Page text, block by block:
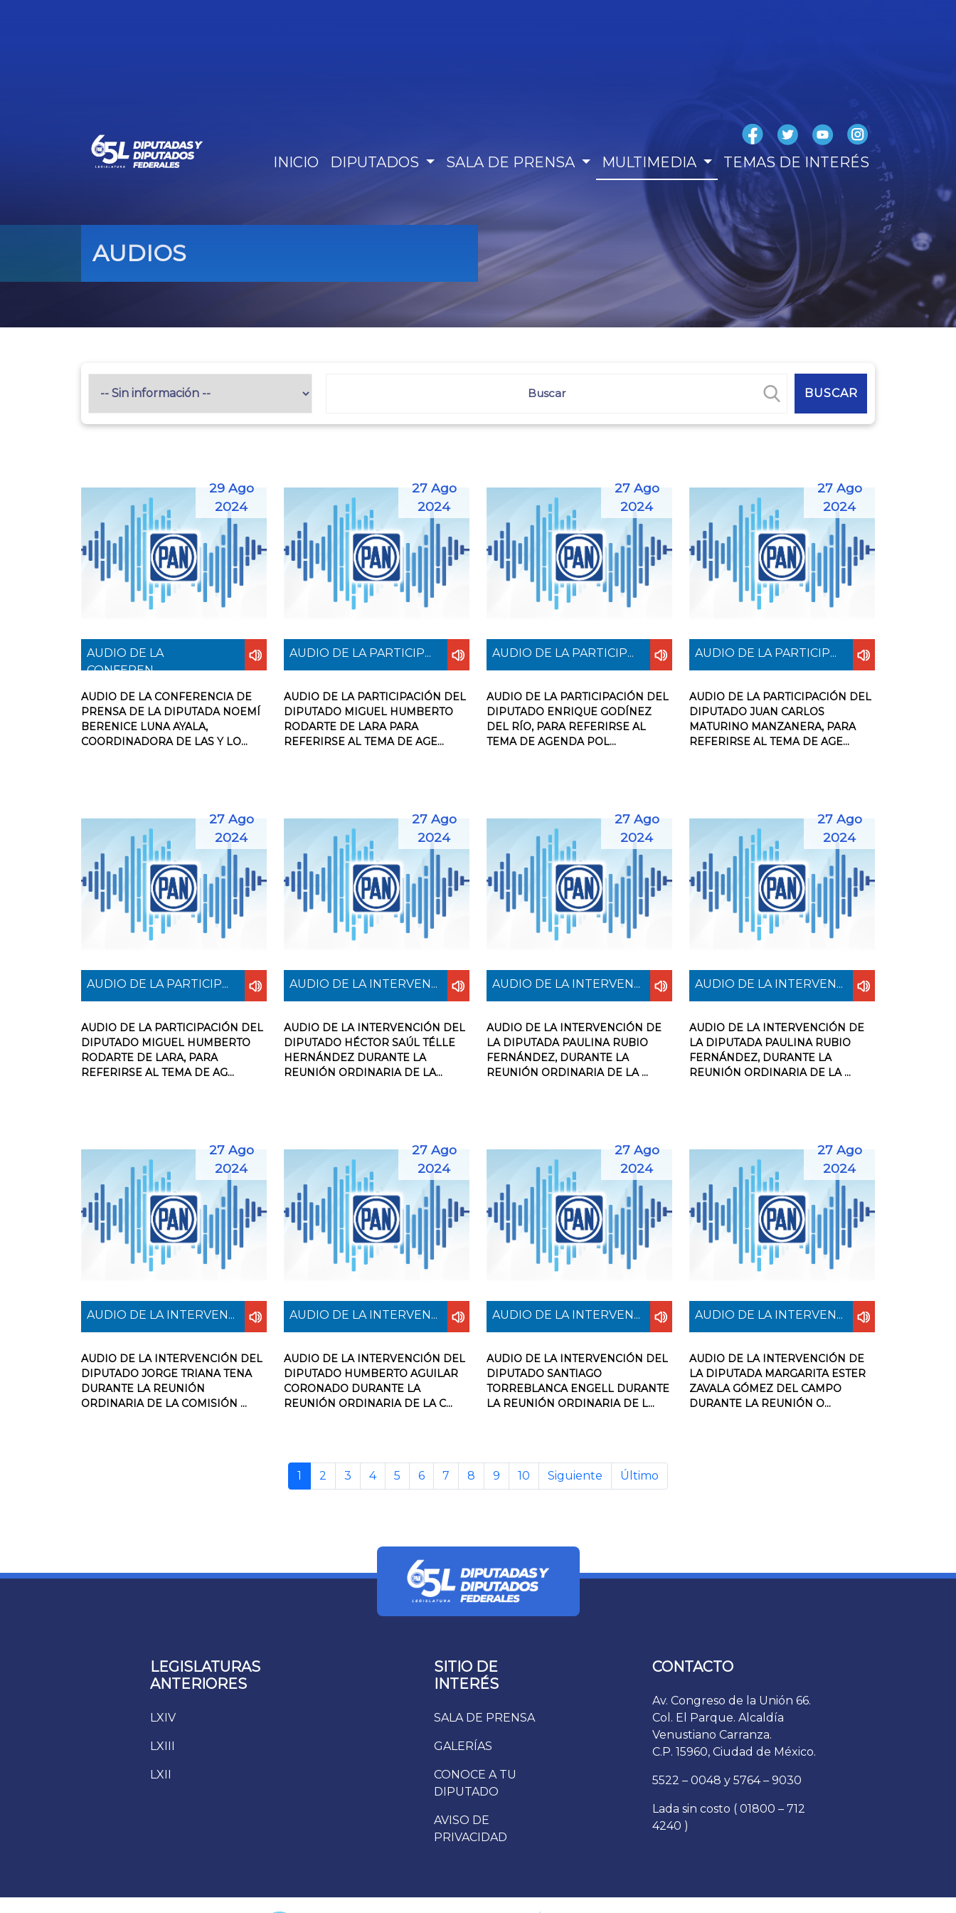
INICIO DIPUTADOS SALA DE PRENSA MULTIMEDIA TEMAS DE INTERÉS
AUDIOS
29 Ago
2024
AUDIO DE LA
CONFEREN...
AUDIO DE LA CONFERENCIA DE
PRENSA DE LA DIPUTADA NOEMÍ
BERENICE LUNA AYALA,
COORDINADORA DE LAS Y LO...
27 Ago
2024
AUDIO DE LA PARTICIP...
AUDIO DE LA PARTICIPACIÓN DEL
DIPUTADO MIGUEL HUMBERTO
RODARTE DE LARA PARA
REFERIRSE AL TEMA DE AGE...
27 Ago
2024
AUDIO DE LA PARTICIP...
AUDIO DE LA PARTICIPACIÓN DEL
DIPUTADO ENRIQUE GODÍNEZ
DEL RÍO, PARA REFERIRSE AL
TEMA DE AGENDA POL...
27 Ago
2024
AUDIO DE LA PARTICIP...
AUDIO DE LA PARTICIPACIÓN DEL
DIPUTADO JUAN CARLOS
MATURINO MANZANERA, PARA
REFERIRSE AL TEMA DE AGE...
27 Ago
2024
AUDIO DE LA PARTICIP...
AUDIO DE LA PARTICIPACIÓN DEL
DIPUTADO MIGUEL HUMBERTO
RODARTE DE LARA, PARA
REFERIRSE AL TEMA DE AG...
27 Ago
2024
AUDIO DE LA INTERVEN...
AUDIO DE LA INTERVENCIÓN DEL
DIPUTADO HÉCTOR SAÚL TÉLLE
HERNÁNDEZ DURANTE LA
REUNIÓN ORDINARIA DE LA...
27 Ago
2024
AUDIO DE LA INTERVEN...
AUDIO DE LA INTERVENCIÓN DE
LA DIPUTADA PAULINA RUBIO
FERNÁNDEZ, DURANTE LA
REUNIÓN ORDINARIA DE LA ...
27 Ago
2024
AUDIO DE LA INTERVEN...
AUDIO DE LA INTERVENCIÓN DE
LA DIPUTADA PAULINA RUBIO
FERNÁNDEZ, DURANTE LA
REUNIÓN ORDINARIA DE LA ...
27 Ago
2024
AUDIO DE LA INTERVEN...
AUDIO DE LA INTERVENCIÓN DEL
DIPUTADO JORGE TRIANA TENA
DURANTE LA REUNIÓN
ORDINARIA DE LA COMISIÓN ...
27 Ago
2024
AUDIO DE LA INTERVEN...
AUDIO DE LA INTERVENCIÓN DEL
DIPUTADO HUMBERTO AGUILAR
CORONADO DURANTE LA
REUNIÓN ORDINARIA DE LA C...
27 Ago
2024
AUDIO DE LA INTERVEN...
AUDIO DE LA INTERVENCIÓN DEL
DIPUTADO SANTIAGO
TORREBLANCA ENGELL DURANTE
LA REUNIÓN ORDINARIA DE L...
27 Ago
2024
AUDIO DE LA INTERVEN...
AUDIO DE LA INTERVENCIÓN DE
LA DIPUTADA MARGARITA ESTER
ZAVALA GÓMEZ DEL CAMPO
DURANTE LA REUNIÓN O...
1 2 3 4 5 6 7 8 9 10 Siguiente Último
LEGISLATURAS
ANTERIORES
LXIV
LXIII
LXII
SITIO DE
INTERÉS
SALA DE PRENSA
GALERÍAS
CONOCE A TU
DIPUTADO
AVISO DE
PRIVACIDAD
CONTACTO
Av. Congreso de la Unión 66.
Col. El Parque. Alcaldía
Venustiano Carranza.
C.P. 15960, Ciudad de México.
5522 – 0048 y 5764 – 9030
Lada sin costo ( 01800 – 712
4240 )